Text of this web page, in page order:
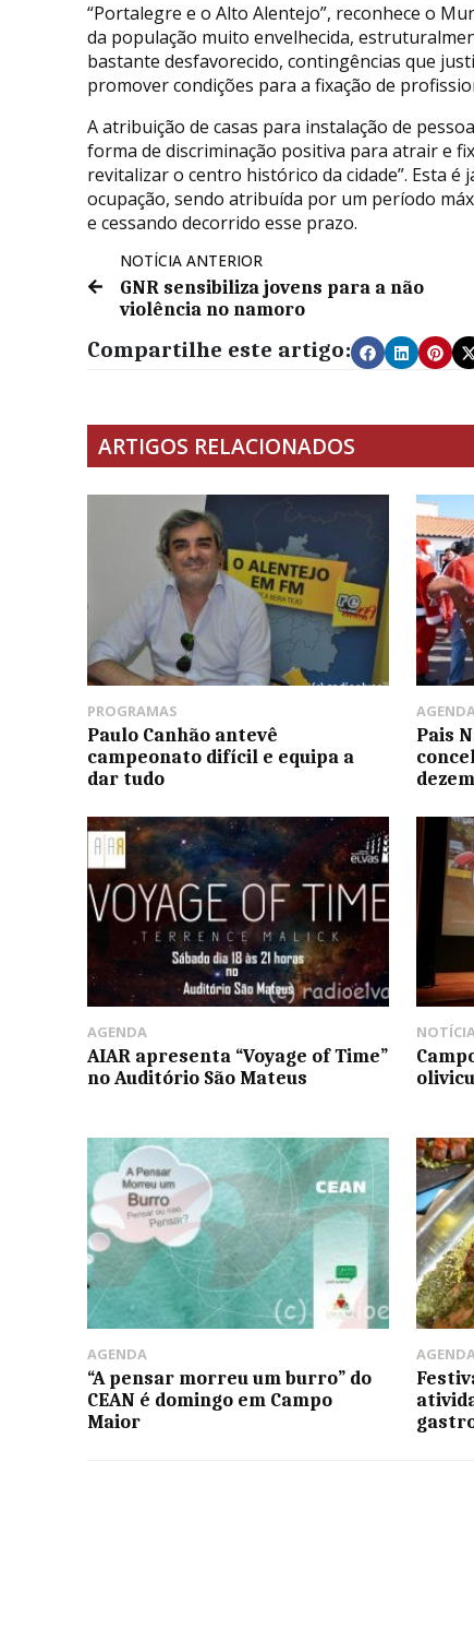
“Portalegre e o Alto Alentejo”, reconhece o
da população muito envelhecida,
bastante desfavorecido, contingências que
promover condições para a fixação de
A atribuição de casas para instalação de
forma de discriminação positiva para atrair e
revitalizar o centro histórico da cidade”. Esta é
ocupação, sendo atribuída por um período
e cessando decorrido esse prazo.
NOTÍCIA ANTERIOR
GNR sensibiliza jovens para a não
violência no namoro
Compartilhe este artigo:
ARTIGOS RELACIONADOS
PROGRAMAS
Paulo Canhão antevê
campeonato difícil e equipa a
dar tudo
Pais
AGENDA
AIAR apresenta “Voyage of Time”
no Auditório São Mateus
AGENDA
“A pensar morreu um burro” do
CEAN é domingo em Campo
Maior